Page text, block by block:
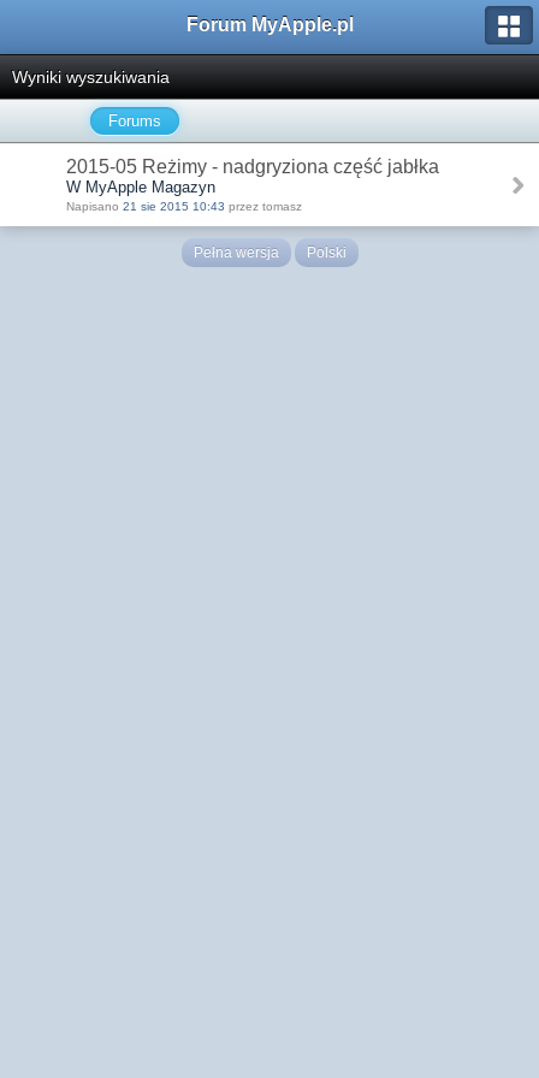
Forum MyApple.pl
Wyniki wyszukiwania
Forums
2015-05 Reżimy - nadgryziona część jabłka
W MyApple Magazyn
Napisano 21 sie 2015 10:43 przez tomasz
Pełna wersja Polski